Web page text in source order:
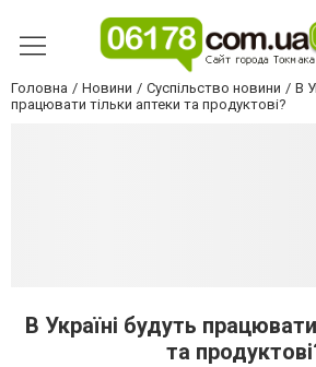
Головна Новини Суспільство новини
В
працювати тільки аптеки та продуктові?
В Україні будуть
та